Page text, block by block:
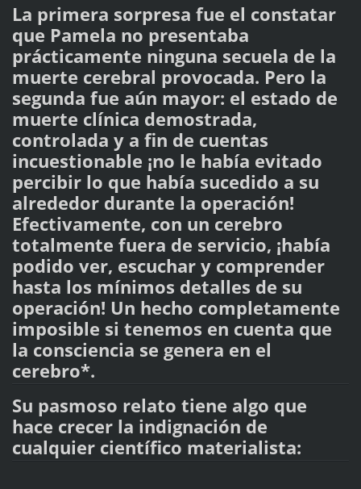
La primera sorpresa fue el constatar
que Pamela no presentaba
prácticamente ninguna secuela de la
muerte cerebral provocada. Pero la
segunda fue aún mayor: el estado de
muerte clínica demostrada,
controlada y a fin de cuentas
incuestionable ¡no le había evitado
percibir lo que había sucedido a su
alrededor durante la operación!
Efectivamente, con un cerebro
totalmente fuera de servicio, ¡había
podido ver, escuchar y comprender
hasta los mínimos detalles de su
operación! Un hecho completamente
imposible si tenemos en cuenta que
la consciencia se genera en el
cerebro*.
Su pasmoso relato tiene algo que
hace crecer la indignación de
cualquier científico materialista: